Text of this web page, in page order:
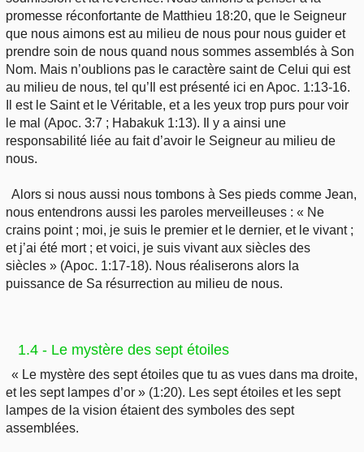
promesse réconfortante de Matthieu 18:20, que le Seigneur
que nous aimons est au milieu de nous pour nous guider et
prendre soin de nous quand nous sommes assemblés à Son
Nom. Mais n’oublions pas le caractère saint de Celui qui est
au milieu de nous, tel qu’Il est présenté ici en Apoc. 1:13-16.
Il est le Saint et le Véritable, et a les yeux trop purs pour voir
le mal (Apoc. 3:7 ; Habakuk 1:13). Il y a ainsi une
responsabilité liée au fait d’avoir le Seigneur au milieu de
nous.
Alors si nous aussi nous tombons à Ses pieds comme Jean,
nous entendrons aussi les paroles merveilleuses : « Ne
crains point ; moi, je suis le premier et le dernier, et le vivant ;
et j’ai été mort ; et voici, je suis vivant aux siècles des
siècles » (Apoc. 1:17-18). Nous réaliserons alors la
puissance de Sa résurrection au milieu de nous.
1.4 - Le mystère des sept étoiles
« Le mystère des sept étoiles que tu as vues dans ma droite,
et les sept lampes d’or » (1:20). Les sept étoiles et les sept
lampes de la vision étaient des symboles des sept
assemblées.